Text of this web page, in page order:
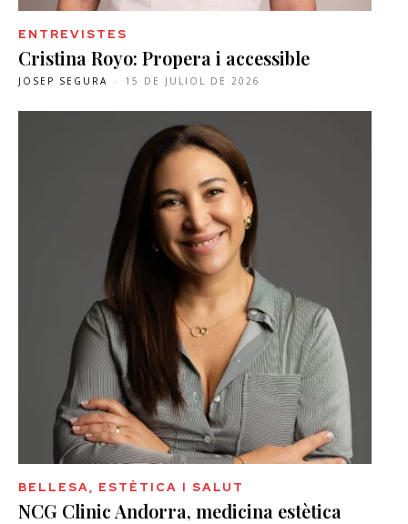
ENTREVISTES
Cristina Royo: Propera i accessible
JOSEP SEGURA - 15 DE JULIOL DE 2026
BELLESA, ESTÈTICA I SALUT
NCG Clinic Andorra, medicina estètica